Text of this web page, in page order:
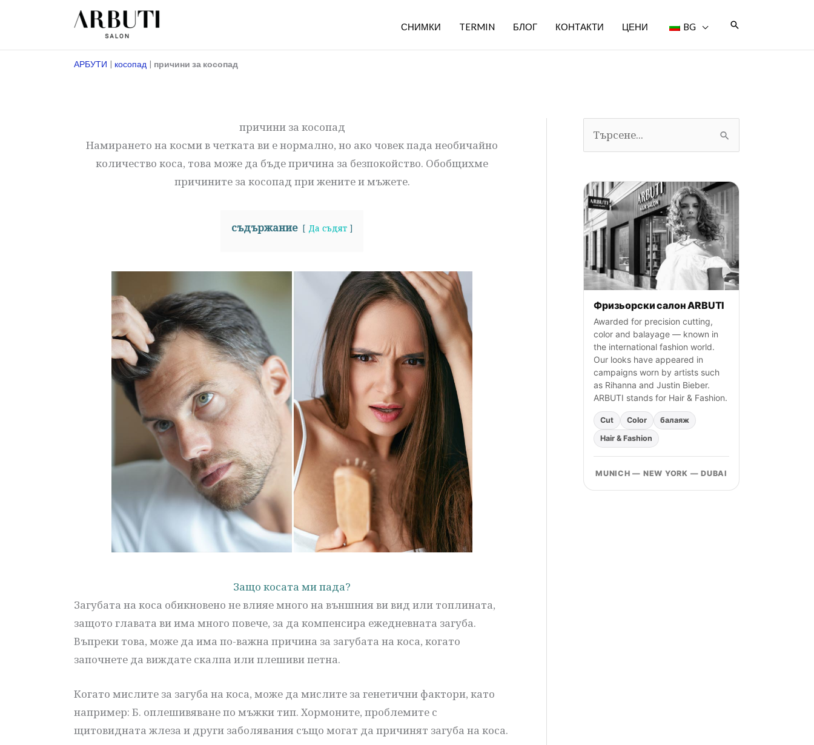
СНИМКИ TERMIN БЛОГ КОНТАКТИ ЦЕНИ BG Търсене
АРБУТИ | косопад | причини за косопад
причини за косопад
Намирането на косми в четката ви е нормално, но ако човек пада необичайно
количество коса, това може да бъде причина за безпокойство. Обобщихме
причините за косопад при жените и мъжете.
съдържание Да съдят
Защо косата ми пада?
Загубата на коса обикновено не влияе много на външния ви вид или топлината,
защото главата ви има много повече, за да компенсира ежедневната загуба.
Въпреки това, може да има по-важна причина за загубата на коса, когато
започнете да виждате скалпа или плешиви петна.
Когато мислите за загуба на коса, може да мислите за генетични фактори, като
например: Б. оплешивяване по мъжки тип. Хормоните, проблемите с
щитовидната жлеза и други заболявания също могат да причинят загуба на коса.
я
:
Фризьорски салон ARBUTI
Awarded for precision cutting,
color and balayage — known in
the international fashion world.
Our looks have appeared in
campaigns worn by artists such
as Rihanna and Justin Bieber.
ARBUTI stands for Hair & Fashion.
Cut Color
балаяж
Hair & Fashion
MUNICH — NEW YORK — DUBAI